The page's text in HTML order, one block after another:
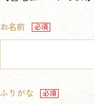
お名前
ふりがな